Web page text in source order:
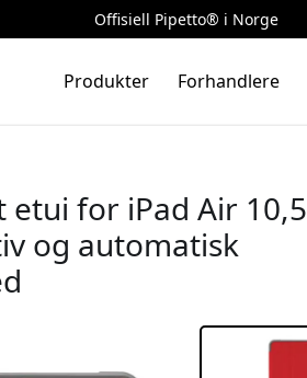
Offisiell Pipetto® i Norge
Produkter Forhandlere
for iPad Air 10,5
og automatisk